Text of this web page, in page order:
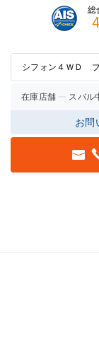
総
シフォン４ＷＤ
在庫店舗 スバル
お問